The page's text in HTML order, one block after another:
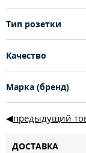
Тип розетки
Качество
Марка (бренд)
предыдущий
ДОСТАВКА